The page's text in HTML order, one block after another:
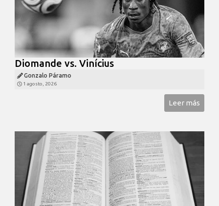
Diomande vs. Vinícius
Gonzalo Páramo
1 agosto, 2026
Leer más